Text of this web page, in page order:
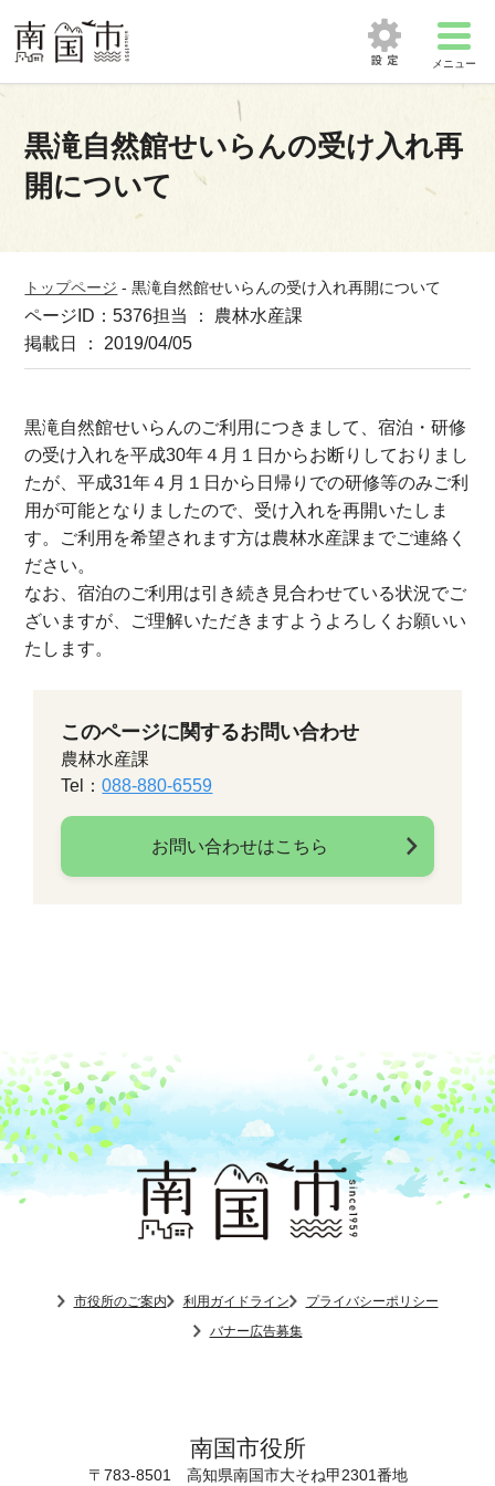
メニュー
黒滝自然館せいらんの受け入れ再
開について
トップページ -黒滝自然館せいらんの受け入れ再開について
ページID：5376担当 ： 農林水産課
掲載日 ： 2019/04/05
黒滝自然館せいらんのご利用につきまして、宿泊・研修
の受け入れを平成30年４月１日からお断りしておりまし
たが、平成31年４月１日から日帰りでの研修等のみご利
用が可能となりましたので、受け入れを再開いたしま
す。ご利用を希望されます方は農林水産課までご連絡く
ださい。
なお、宿泊のご利用は引き続き見合わせている状況でご
ざいますが、ご理解いただきますようよろしくお願いい
たします。
このページに関するお問い合わせ
農林水産課
Tel：088-880-6559
お問い合わせはこちら
市役所のご案内 利用ガイドライン
プライバシーポリシー
バナー広告募集
南国市役所
〒783-8501 高知県南国市大そね甲2301番地